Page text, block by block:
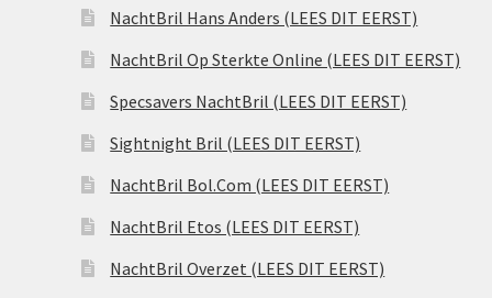
NachtBril Hans Anders (LEES DIT EERST)
NachtBril Op Sterkte Online (LEES DIT EERST)
Specsavers NachtBril (LEES DIT EERST)
Sightnight Bril (LEES DIT EERST)
NachtBril Bol.Com (LEES DIT EERST)
NachtBril Etos (LEES DIT EERST)
NachtBril Overzet (LEES DIT EERST)